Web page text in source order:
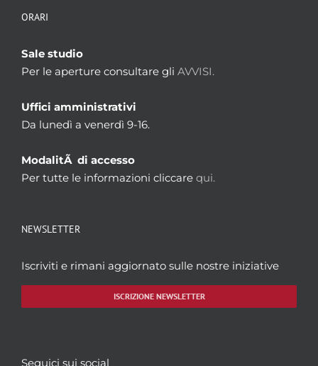
ORARI
Sale studio
Per le aperture consultare gli AVVISI.
Uffici amministrativi
Da lunedì a venerdì 9-16.
ModalitÃ di accesso
Per tutte le informazioni cliccare qui.
NEWSLETTER
Iscriviti e rimani aggiornato sulle nostre iniziative
ISCRIZIONE NEWSLETTER
Seguici sui social